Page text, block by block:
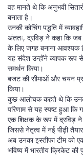
वह मानते थे कि अनुभवी
बनाता है।
उनकी कोचिंग पद्धति में
अंततः, द्रविड़ ने कहा कि जब
के लिए जगह बनाना आवश्यक
यह संदेश उन्होंने व्यापक रूप
समर्थन किया।
बजट की सीमाओं और चयन
किया।
कुछ आलोचक कहते थे कि उनके
परिणाम से यह स्पष्ट हुआ कि
एक शिक्षक के रूप में द्रविड़ ने
जिससे नेतृत्व में नई पीढ़ी
अब उनका इस्तीफा टीम को
भविष्य में भारतीय क्रिकेट की